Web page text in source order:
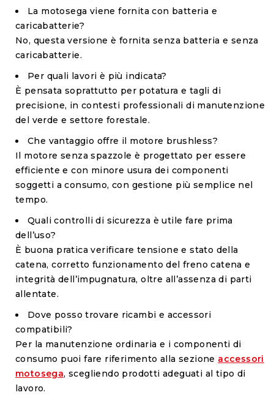
La motosega viene fornita con batteria e
caricabatterie?
No, questa versione è fornita senza batteria e senza
caricabatterie.
Per quali lavori è più indicata?
È pensata soprattutto per potatura e tagli di
precisione, in contesti professionali di manutenzione
del verde e settore forestale.
Che vantaggio offre il motore brushless?
Il motore senza spazzole è progettato per essere
efficiente e con minore usura dei componenti
soggetti a consumo, con gestione più semplice nel
tempo.
Quali controlli di sicurezza è utile fare prima
dell’uso?
È buona pratica verificare tensione e stato della
catena, corretto funzionamento del freno catena e
integrità dell’impugnatura, oltre all’assenza di parti
allentate.
Dove posso trovare ricambi e accessori
compatibili?
Per la manutenzione ordinaria e i componenti di
consumo puoi fare riferimento alla sezione accessori
motosega, scegliendo prodotti adeguati al tipo di
lavoro.